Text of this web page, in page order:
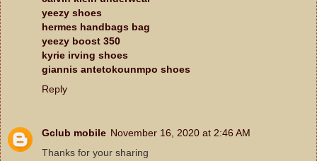
yeezy shoes
hermes handbags bag
yeezy boost 350
kyrie irving shoes
giannis antetokounmpo shoes
Reply
Gclub mobile November 16, 2020 at 2:46 AM
Thanks for your sharing